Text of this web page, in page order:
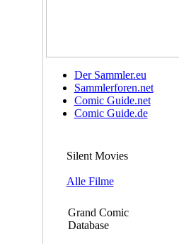
Der Sammler.eu
Sammlerforen.net
Comic Guide.net
Comic Guide.de
Silent Movies
Alle Filme
Grand Comic
Database